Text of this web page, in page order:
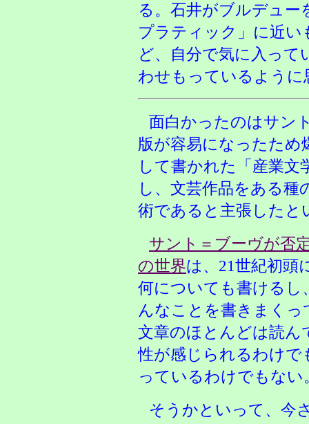
る。石井がブルデュー
プラティック」に近
ど、自分で気に入って
わせもっているように
面白かったのはサン
版が容易になったため
して書かれた「産業
し、文芸作品をある種
術であると主張したと
サント＝ブーヴが否
の世界は、21世紀初頭
何についても書けるし
んなことを書きまく
文章のほとんどは読ん
性が感じられるわけで
っているわけでもない
そうかといって、今